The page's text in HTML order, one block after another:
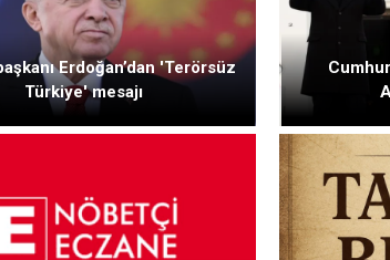
Erdoğan’dan 'Terörsüz
Türkiye' mesajı